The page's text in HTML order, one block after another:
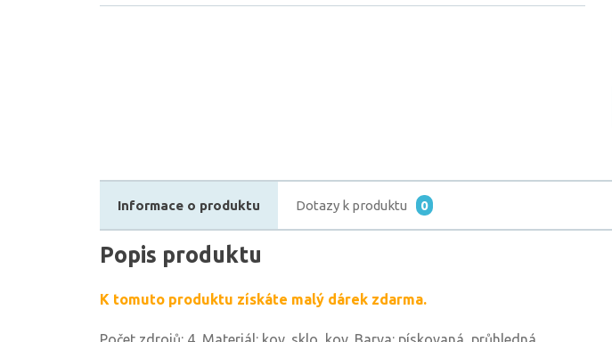
Informace o produktu Dotazy k produktu 0
Popis produktu
K tomuto produktu získáte malý dárek zdarma.